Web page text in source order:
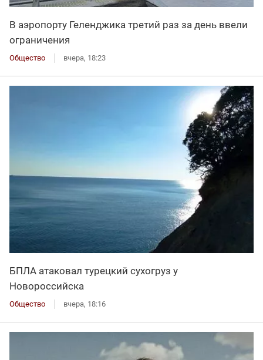
В аэропорту Геленджика третий раз за день ввели
ограничения
Общество вчера, 18:23
БПЛА атаковал турецкий сухогруз у
Новороссийска
Общество вчера, 18:16